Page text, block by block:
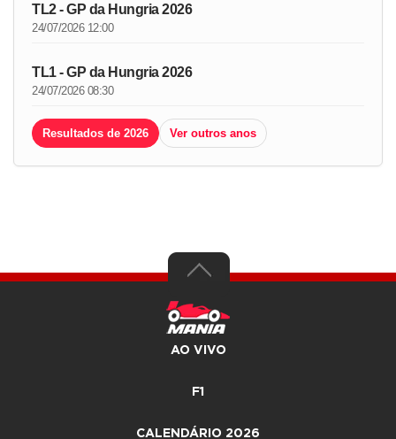
TL2 - GP da Hungria 2026
24/07/2026 12:00
TL1 - GP da Hungria 2026
24/07/2026 08:30
Resultados de 2026 Ver outros anos
AO VIVO
F1
CALENDÁRIO 2026